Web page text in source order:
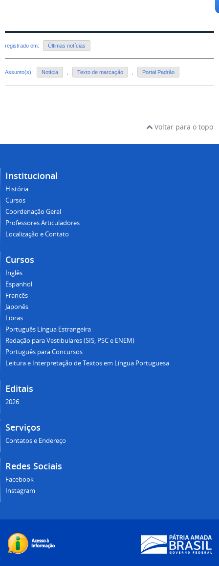
registrado em: Últimas notícias
Assunto(s): Notícia Texto de marcação Portal Padrão
Voltar para o topo
Institucional
História
Cursos
Coordenação Geral
Professores Articuladores
Localização e Contato
Cursos
Inglês
Espanhol
Francês
Japonês
Libras
Português Língua Estrangeira
Redação para Vestibulares (SIS, PSC e ENEM)
Português para Concursos
Leitura e Interpretação de Textos em Língua Portuguesa
Editais
2026
Serviços
Contatos e Endereço
Redes Sociais
Facebook
Instagram